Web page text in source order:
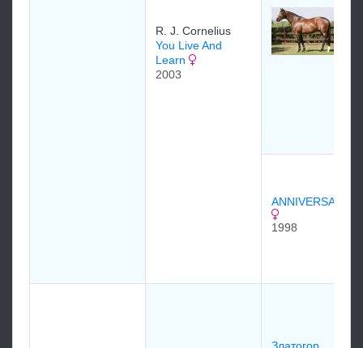
R. J. Cornelius
You Live And
Learn
2003
ANNIVERSARY
1998